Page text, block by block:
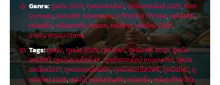
Genre:ดูหนัง 2025,ดูหนังออนไลน์,ดูหนังออนไลน์ 2025,ตลก
Comedy, ผจญภัย Adventure,ระทึกขวัญ Thriller, หนังตลก,
หนังฝรั่ง, หนังแอคชั่น Action, หนังใหม่,หนังใหม่ 2025,
อาชญากรรม Crime
Tags:ดูหนัง,ดูหนัง 2025,ดูหนังฟรี,ดูหนังฟรี 2025,ดูหนัง
ออนไลน์,ดูหนังออนไลน์ 4K,ดูหนังออนไลน์ imovie hd,ดูหนัง
ออนไลน์037,ดูหนังออนไลน์ชัด,ดูหนังออนไลน์ฟรี,ดูหนังใหม่,ดู
หนังใหม่ 2025,หนังบู๊,หนังผจญภัย,หนังฝรั่ง,หนังระทึกขวัญ